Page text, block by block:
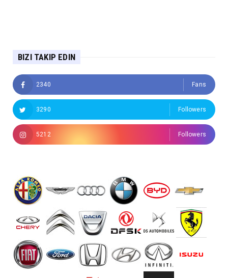
BIZI TAKIP EDIN
2340 Fans
3290 Followers
5212 Followers